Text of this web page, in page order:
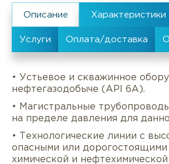
• Устьевое и скважинное
нефтегазодобыче (API 6A).
• Магистральные
на пределе давления для
• Технологические линии с
опасными или дорогостоящими
химической и нефтехимической